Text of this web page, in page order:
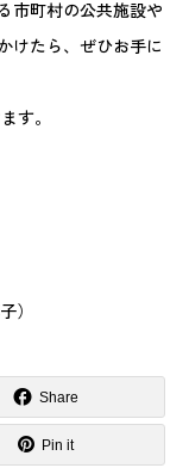
市町村の公共施設や
けたら、ぜひお手に
す。
）
Share
Pin it